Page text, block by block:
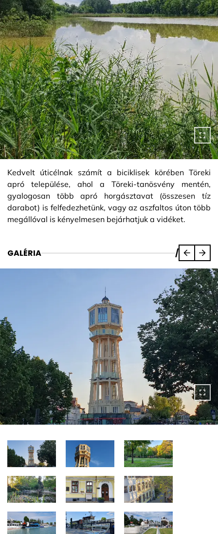
Kedvelt úticélnak számít a biciklisek körében Töreki
apró települése, ahol a Töreki-tanösvény mentén,
gyalogosan több apró horgásztavat (összesen tíz
darabot) is felfedezhetünk, vagy az aszfaltos úton több
megállóval is kényelmesen bejárhatjuk a vidéket.
GALÉRIA /